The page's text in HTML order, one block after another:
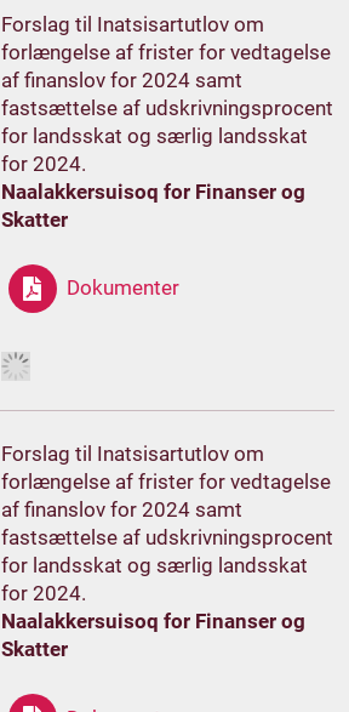
Forslag til Inatsisartutlov om
forlængelse af frister for vedtagelse
af finanslov for 2024 samt
fastsættelse af udskrivningsprocent
for landsskat og særlig landsskat
for 2024.
Naalakkersuisoq for Finanser og
Skatter
Dokumenter
Forslag til Inatsisartutlov om
forlængelse af frister for vedtagelse
af finanslov for 2024 samt
fastsættelse af udskrivningsprocent
for landsskat og særlig landsskat
for 2024.
Naalakkersuisoq for Finanser og
Skatter